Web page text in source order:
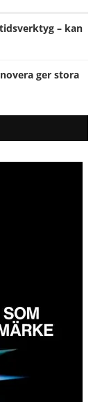
– kan
ger stora